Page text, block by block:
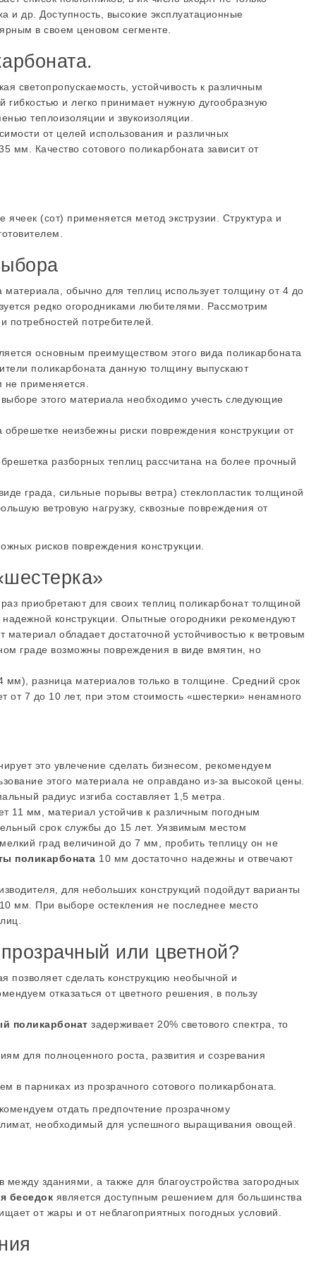
и др. Доступность, высокие эксплуатационные
в своем ценовом сегменте.
светопропускаемость, устойчивость к различным
и легко принимает нужную дугообразную
теплоизоляции и звукоизоляции.
от целей использования и различных
мм. Качество сотового поликарбоната зависит от
(сот) применяется метод экструзии. Структура и
обычно для теплиц использует толщину от 4 до
редко огородниками любителями. Рассмотрим
потребностей потребителей.
основным преимуществом этого вида поликарбоната
поликарбоната данную толщину выпускают
не применяется.
этого материала необходимо учесть следующие
неизбежны риски повреждения конструкции от
разборных теплиц рассчитана на более прочный
града, сильные порывы ветра) стеклопластик толщиной
ветровую нагрузку, сквозные повреждения от
рисков повреждения конструкции.
приобретают для своих теплиц поликарбонат толщиной
конструкции. Опытные огородники рекомендуют
обладает достаточной устойчивостью к ветровым
граде возможны повреждения в виде вмятин, но
мм), разница материалов только в толщине. Средний срок
от 7 до 10 лет, при этом стоимость «шестерки» ненамного
это увлечение сделать бизнесом, рекомендуем
этого материала не оправдано из-за высокой цены.
радиус изгиба составляет 1,5 метра.
11 мм, материал устойчив к различным погодным
срок службы до 15 лет. Уязвимым местом
град величиной до 7 мм, пробить теплицу он не
поликарбоната 10 мм достаточно надежны и отвечают
для небольших конструкций подойдут варианты
мм. При выборе остекления не последнее место
или цветной?
позволяет сделать конструкцию необычной и
отказаться от цветного решения, в пользу
поликарбонат задерживает 20% светового спектра, то
для полноценного роста, развития и созревания
в парниках из прозрачного сотового поликарбоната.
отдать предпочтение прозрачному
необходимый для успешного выращивания овощей.
зданиями, а также для благоустройства загородных
беседок является доступным решением для большинства
от жары и от неблагоприятных погодных условий.